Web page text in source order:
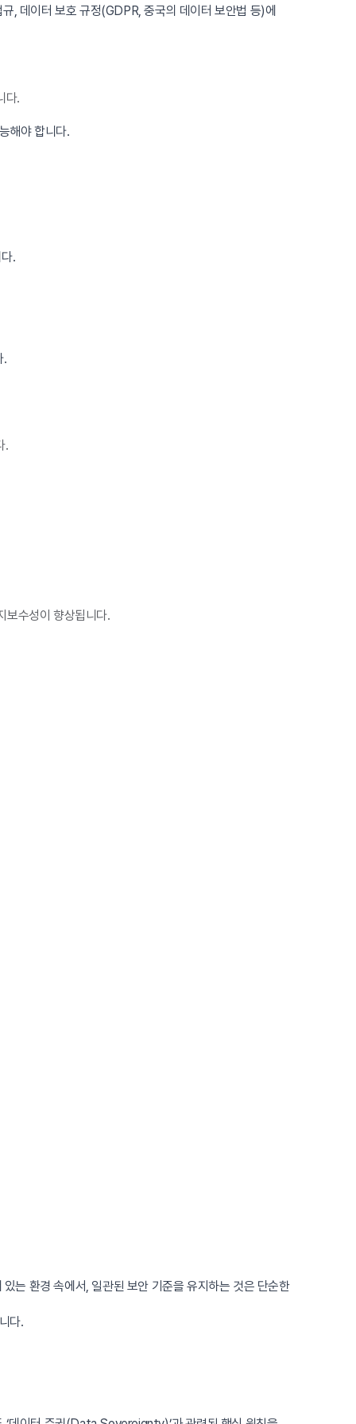
, 데이터 보호 규정(GDPR, 중국의 데이터 보안법 등)에
다.
해야 합니다.
.
.
.
보수성이 향상됩니다.
는 환경 속에서, 일관된 보안 기준을 유지하는 것은 단순한
다.